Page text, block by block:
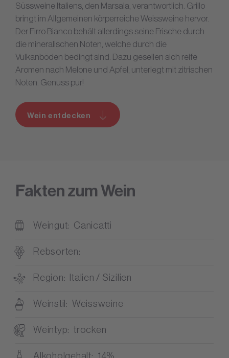
Süssweine Italiens, den Marsala, verantwortlich. Grillo
bringt im Allgemeinen körperreiche Weissweine hervor.
Der Firro Bianco behält allerdings seine Frische durch
die mineralischen Noten, welche durch die
Vulkanböden bedingt sind. Dazu gesellen sich reife
Aromen nach Melone und Apfel, unterlegt mit zitrischen
Noten. Genuss pur!
Wein entdecken
Fakten zum Wein
Weingut Canicatti
Rebsorten
Region Italien / Sizilien
Weinstil Weissweine
Weintyp trocken
Alkoholgehalt 14%